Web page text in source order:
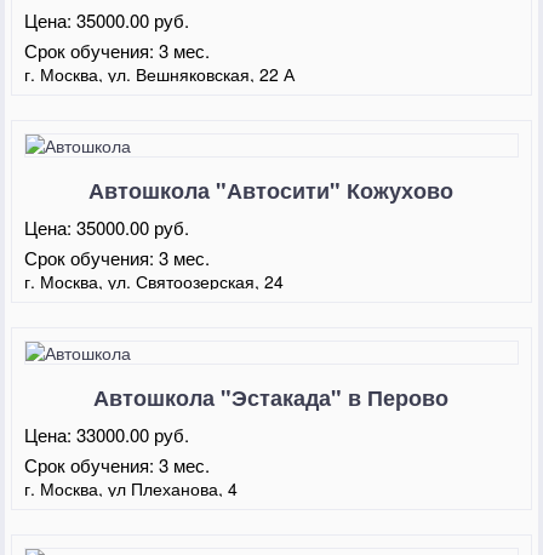
Цена:35000.00 руб.
Срок обучения:3 мес.
г. Москва, ул. Вешняковская, 22 А
Автошкола "Автосити" Кожухово
Цена:35000.00 руб.
Срок обучения:3 мес.
г. Москва, ул. Святоозерская, 24
Автошкола "Эстакада" в Перово
Цена:33000.00 руб.
Срок обучения:3 мес.
г. Москва, ул Плеханова, 4